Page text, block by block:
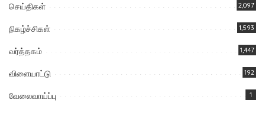
செய்திகள் 2,097
நிகழ்ச்சிகள் 1,593
வர்த்தகம் 1,447
விளையாட்டு 192
வேலைவாய்ப்பு 1